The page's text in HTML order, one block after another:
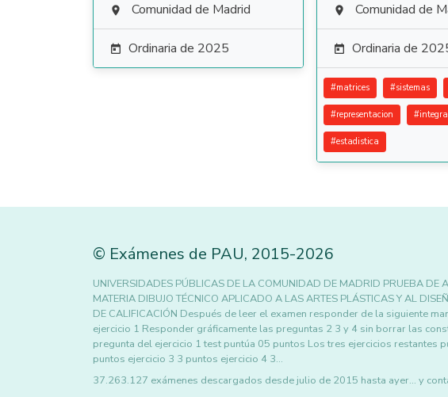
 Comunidad de Madrid
 Ordinaria de 2025
 Comunidad de
 Ordinaria de
#matrices #sistemas
#representacion #
#estadistica
© Exámenes de PAU, 2015-2026
UNIVERSIDADES PÚBLICAS DE LA COMUNIDAD DE MADRID PRUEBA
MATERIA DIBUJO TÉCNICO APLICADO A LAS ARTES PLÁSTICAS Y AL
DE CALIFICACIÓN Después de leer el examen responder de la siguiente
ejercicio 1 Responder gráficamente las preguntas 2 3 y 4 sin borrar las
pregunta del ejercicio 1 test puntúa 05 puntos Los tres ejercicios restantes
puntos ejercicio 3 3 puntos ejercicio 4 3…
37.263.127 exámenes descargados desde julio de 2015 hasta ayer... y